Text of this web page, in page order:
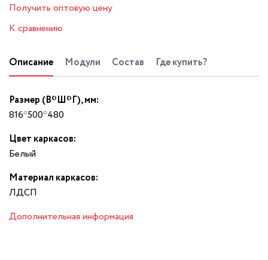
Получить оптовую цену
К сравнению
Описание Модули Состав Где купить?
Размер (В*Ш*Г), мм:
816*500*480
Цвет каркасов:
Белый
Материал каркасов:
ЛДСП
Дополнительная информация